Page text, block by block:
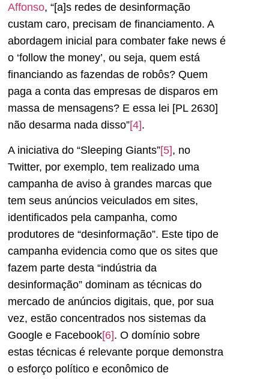
Affonso, “[a]s redes de desinformação
custam caro, precisam de financiamento. A
abordagem inicial para combater fake news é
o ‘follow the money’, ou seja, quem está
financiando as fazendas de robôs? Quem
paga a conta das empresas de disparos em
massa de mensagens? E essa lei [PL 2630]
não desarma nada disso”[4].
A iniciativa do “Sleeping Giants”[5], no
Twitter, por exemplo, tem realizado uma
campanha de aviso à grandes marcas que
tem seus anúncios veiculados em sites,
identificados pela campanha, como
produtores de “desinformação”. Este tipo de
campanha evidencia como que os sites que
fazem parte desta “indústria da
desinformação” dominam as técnicas do
mercado de anúncios digitais, que, por sua
vez, estão concentrados nos sistemas da
Google e Facebook[6]. O domínio sobre
estas técnicas é relevante porque demonstra
o esforço político e econômico de